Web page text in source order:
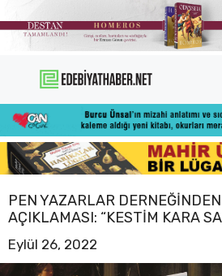
atla
PEN YAZARLAR
AÇIKLAMASI: “KESTIM KARA
Eylül 26, 2022